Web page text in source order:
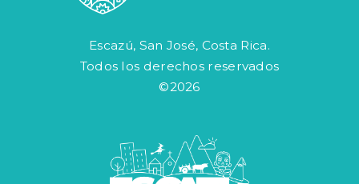
Escazú, San José, Costa Rica.
Todos los derechos reservados
©2026